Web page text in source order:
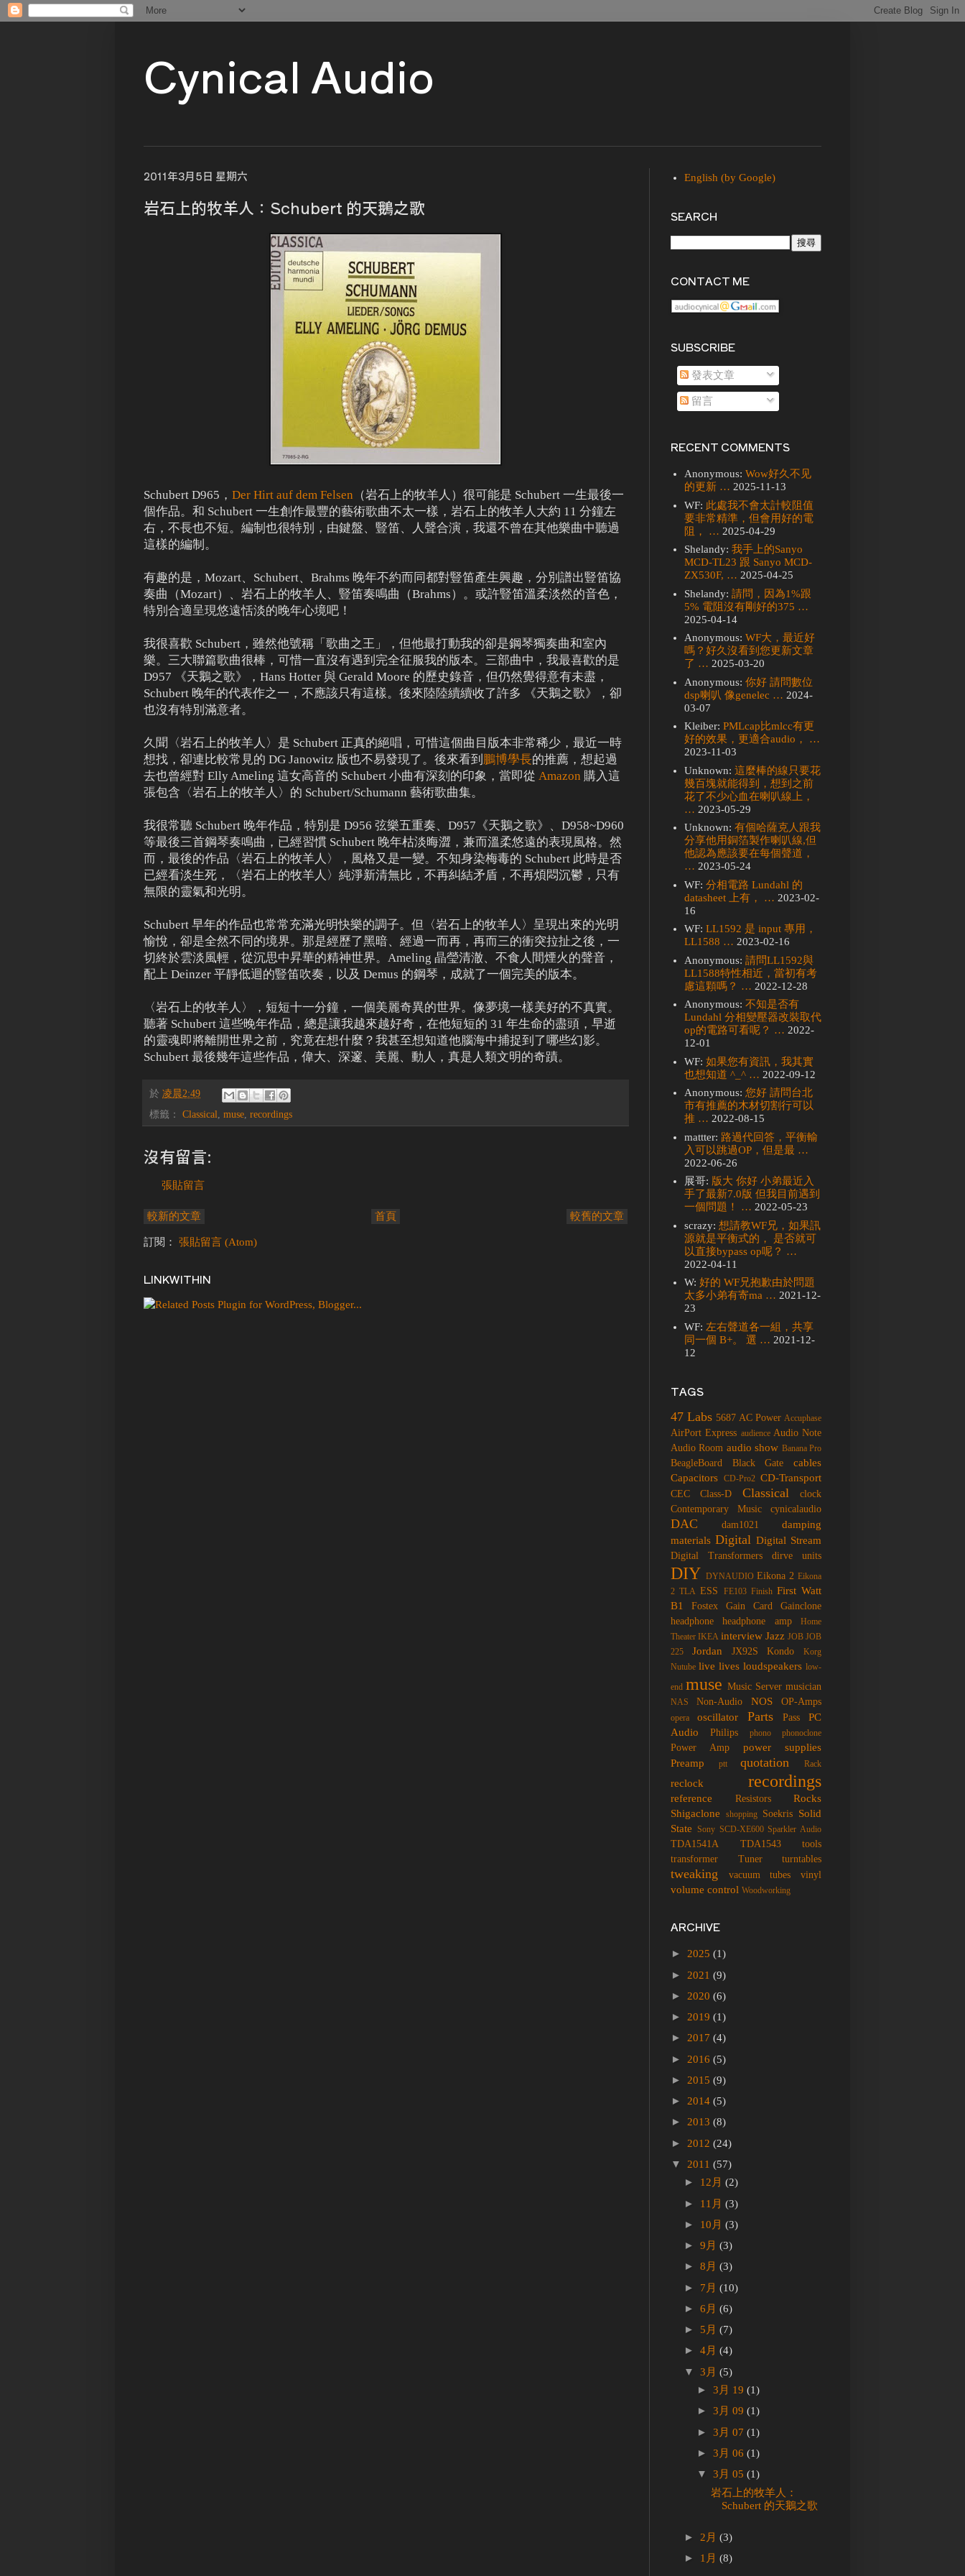
Cynical Audio
2011年3月5日 星期六
岩石上的牧羊人：Schubert 的天鵝之歌
Schubert D965， Der Hirt auf dem Felsen （岩石上的牧羊人）很可能是 Schubert 一生最後一
個作品。和 Schubert 一生創作最豐的藝術歌曲不太一樣，岩石上的牧羊人大約 11 分鐘左
右，不長也不短。編制也很特別，由鍵盤、豎笛、人聲合演，我還不曾在其他樂曲中聽過
這樣的編制。
有趣的是，Mozart、Schubert、Brahms 晚年不約而同都對豎笛產生興趣，分別譜出豎笛協
奏曲（Mozart）、岩石上的牧羊人、豎笛奏鳴曲（Brahms）。或許豎笛溫柔淡然的音色，
特別合適呈現悠遠恬淡的晚年心境吧！
我很喜歡 Schubert，雖然他號稱「歌曲之王」，但他最打動我的卻是鋼琴獨奏曲和室內
樂。三大聯篇歌曲很棒，可惜一直沒有遇到完全征服我的版本。三部曲中，我最喜歡的是
D957 《天鵝之歌》，Hans Hotter 與 Gerald Moore 的歷史錄音，但仍然覺得意有未盡，
Schubert 晚年的代表作之一，不應該只有這樣。後來陸陸續續收了許多 《天鵝之歌》，卻
也沒有特別滿意者。
久聞〈岩石上的牧羊人〉是 Schubert 正真的絕唱，可惜這個曲目版本非常稀少，最近一時
想找，卻連比較常見的 DG Janowitz 版也不易發現了。後來看到 鵬博學長的推薦，想起過
去也曾經對 Elly Ameling 這女高音的 Schubert 小曲有深刻的印象，當即從 Amazon 購入這
張包含〈岩石上的牧羊人〉的 Schubert/Schumann 藝術歌曲集。
我很常聽 Schubert 晚年作品，特別是 D956 弦樂五重奏、D957《天鵝之歌》、D958~D960
等最後三首鋼琴奏鳴曲，已經習慣 Schubert 晚年枯淡晦澀，兼而溫柔悠遠的表現風格。然
而，最後的作品〈岩石上的牧羊人〉，風格又是一變。不知身染梅毒的 Schubert 此時是否
已經看淡生死，〈岩石上的牧羊人〉純淨新清無比，不再糾結矛盾，不再煩悶沉鬱，只有
無限的靈氣和光明。
Schubert 早年的作品也常常充滿光明快樂的調子。但〈岩石上的牧羊人〉呈現出來的光明
愉悅，卻是全然不同的境界。那是經歷了黑暗、經過一而再，再而三的衝突拉扯之後，一
切終於雲淡風輕，從沉思中昇華的精神世界。Ameling 晶瑩清澈、不食人間煙火的聲音，
配上 Deinzer 平靜低迴的豎笛吹奏，以及 Demus 的鋼琴，成就了一個完美的版本。
〈岩石上的牧羊人〉，短短十一分鐘，一個美麗奇異的世界。像夢境一樣美好的不真實。
聽著 Schubert 這些晚年作品，總是讓我越來越好奇，在他短短的 31 年生命的盡頭，早逝
的靈魂即將離開世界之前，究竟在想什麼？我甚至想知道他腦海中捕捉到了哪些幻影。
Schubert 最後幾年這些作品，偉大、深邃、美麗、動人，真是人類文明的奇蹟。
於 凌晨2:49
標籤： Classical muse recordings
沒有留言:
張貼留言
較新的文章 較舊的文章
首頁
訂閱： 張貼留言 (Atom)
LINKWITHIN
English (by Google)
SEARCH
CONTACT ME
SUBSCRIBE
發表文章
留言
RECENT COMMENTS
Anonymous: Wow好久不见
的更新 … 2025-11-13
WF: 此處我不會太計較阻值
要非常精準，但會用好的電
阻， … 2025-04-29
Shelandy: 我手上的Sanyo
MCD-TL23 跟 Sanyo MCD-
ZX530F, … 2025-04-25
Shelandy: 請問，因為1%跟
5% 電阻沒有剛好的375 …
2025-04-14
Anonymous: WF大，最近好
嗎？好久沒看到您更新文章
了 … 2025-03-20
Anonymous: 你好 請問數位
dsp喇叭 像genelec … 2024-
03-07
Kleiber: PMLcap比mlcc有更
好的效果，更適合audio， …
2023-11-03
Unknown: 這麼棒的線只要花
幾百塊就能得到，想到之前
花了不少心血在喇叭線上，
… 2023-05-29
Unknown: 有個哈薩克人跟我
分享他用銅箔製作喇叭線,但
他認為應該要在每個聲道，
… 2023-05-24
WF: 分相電路 Lundahl 的
datasheet 上有， … 2023-02-
16
WF: LL1592 是 input 專用，
LL1588 … 2023-02-16
Anonymous: 請問LL1592與
LL1588特性相近，當初有考
慮這顆嗎？ … 2022-12-28
Anonymous: 不知是否有
Lundahl 分相變壓器改裝取代
op的電路可看呢？ … 2022-
12-01
WF: 如果您有資訊，我其實
也想知道 ^_^ … 2022-09-12
Anonymous: 您好 請問台北
市有推薦的木材切割行可以
推 … 2022-08-15
mattter: 路過代回答，平衡輸
入可以跳過OP，但是最 …
2022-06-26
展哥: 版大 你好 小弟最近入
手了最新7.0版 但我目前遇到
一個問題！ … 2022-05-23
scrazy: 想請教WF兄，如果訊
源就是平衡式的， 是否就可
以直接bypass op呢？ …
2022-04-11
W: 好的 WF兄抱歉由於問題
太多小弟有寄ma … 2021-12-
23
WF: 左右聲道各一組，共享
同一個 B+。 選 … 2021-12-
12
TAGS
47 Labs 5687 AC Power Accuphase
AirPort Express audience Audio Note
Audio Room audio show Banana Pro
BeagleBoard Black Gate
cables
Capacitors CD-Pro2 CD-Transport
CEC Class-D Classical
clock
Contemporary Music
cynicalaudio
DAC dam1021
damping
materials Digital Digital Stream
Digital Transformers dirve units
DIY DYNAUDIO Eikona 2 Eikona
2 TLA ESS FE103 Finish First Watt
B1
Fostex Gain Card
Gainclone
headphone
headphone amp
Home
Theater IKEA interview Jazz JOB JOB
225
Jordan JX92S Kondo
Korg
Nutube live lives loudspeakers low-
end muse Music Server musician
NAS Non-Audio NOS OP-Amps
opera oscillator Parts Pass
PC
Audio
Philips phono phonoclone
Power Amp
power supplies
Preamp
ptt quotation Rack
reclock recordings
reference Resistors
Rocks
Shigaclone
shopping Soekris Solid
State Sony SCD-XE600 Sparkler Audio
TDA1541A TDA1543
tools
transformer
Tuner turntables
tweaking vacuum tubes vinyl
volume control Woodworking
ARCHIVE
► 2025 (1)
► 2021 (9)
► 2020 (6)
► 2019 (1)
► 2017 (4)
► 2016 (5)
► 2015 (9)
► 2014 (5)
► 2013 (8)
► 2012 (24)
▼ 2011 (57)
► 12月 (2)
► 11月 (3)
► 10月 (3)
► 9月 (3)
► 8月 (3)
► 7月 (10)
► 6月 (6)
► 5月 (7)
► 4月 (4)
▼ 3月 (5)
► 3月 19 (1)
► 3月 09 (1)
► 3月 07 (1)
► 3月 06 (1)
▼ 3月 05 (1)
岩石上的牧羊人：
Schubert 的天鵝之歌
► 2月 (3)
► 1月 (8)